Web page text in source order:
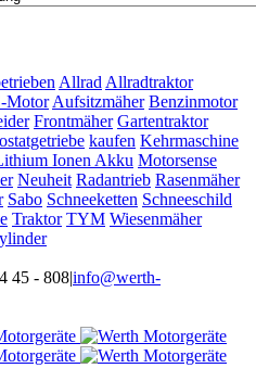
Allrad Allradtraktor
Motor Aufsitzmäher Benzinmotor
Frontmäher Gartentraktor
kaufen Kehrmaschine
Ionen Akku Motorsense
Neuheit Radantrieb Rasenmäher
Sabo Schneeketten Schneeschild
Traktor TYM Wiesenmäher
45 - 808|info@werth-